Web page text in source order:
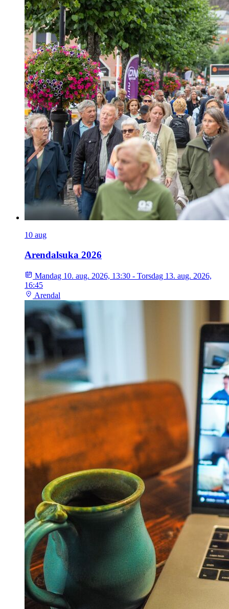
10 aug
Arendalsuka 2026
Mandag 10. aug. 2026, 13:30 - Torsdag 13. aug. 2026,
16:45
Arendal